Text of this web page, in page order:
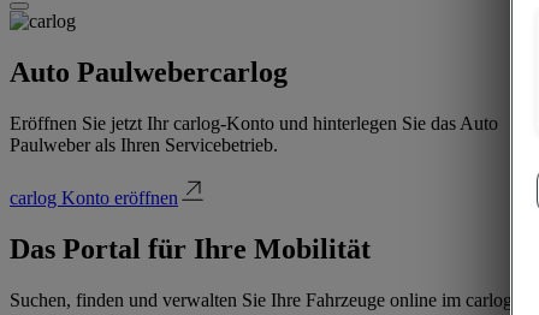
Auto Paulwebercarlog
Eröffnen Sie jetzt Ihr carlog-Konto und hinterlegen Sie das Auto
Paulweber als Ihren Servicebetrieb.
carlog Konto eröffnen
Das Portal für Ihre Mobilität
Suchen, finden und verwalten Sie Ihre Fahrzeuge online im carlog